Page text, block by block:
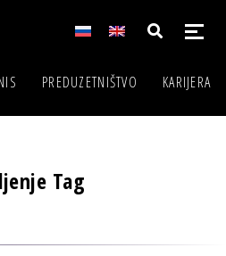
PREDUZETNIŠTVO KARIJERA
Tag